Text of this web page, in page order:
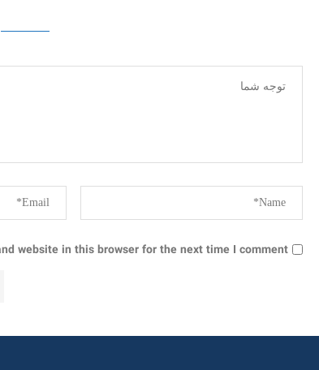
website in this browser for the next time I comment.